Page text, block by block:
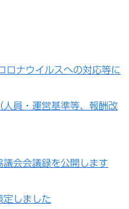
ロナウイルスへの対応等に
人員・運営基準等、報酬改
会会議録を公開します
定しました